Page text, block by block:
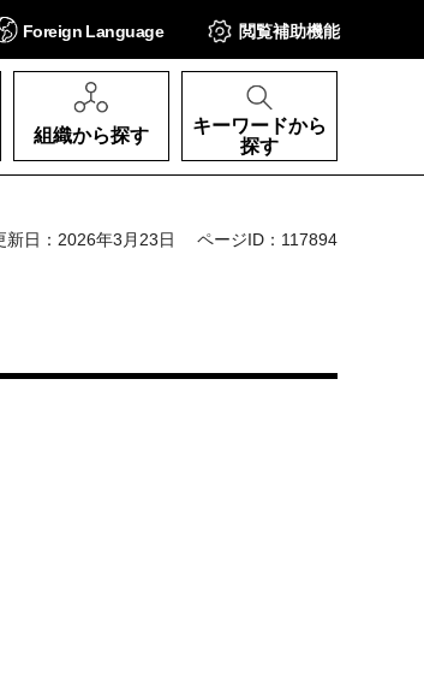
Foreign Language 閲覧補助機能
組織から探す
キーワードから
探す
新日：2026年3月23日 ページID：117894